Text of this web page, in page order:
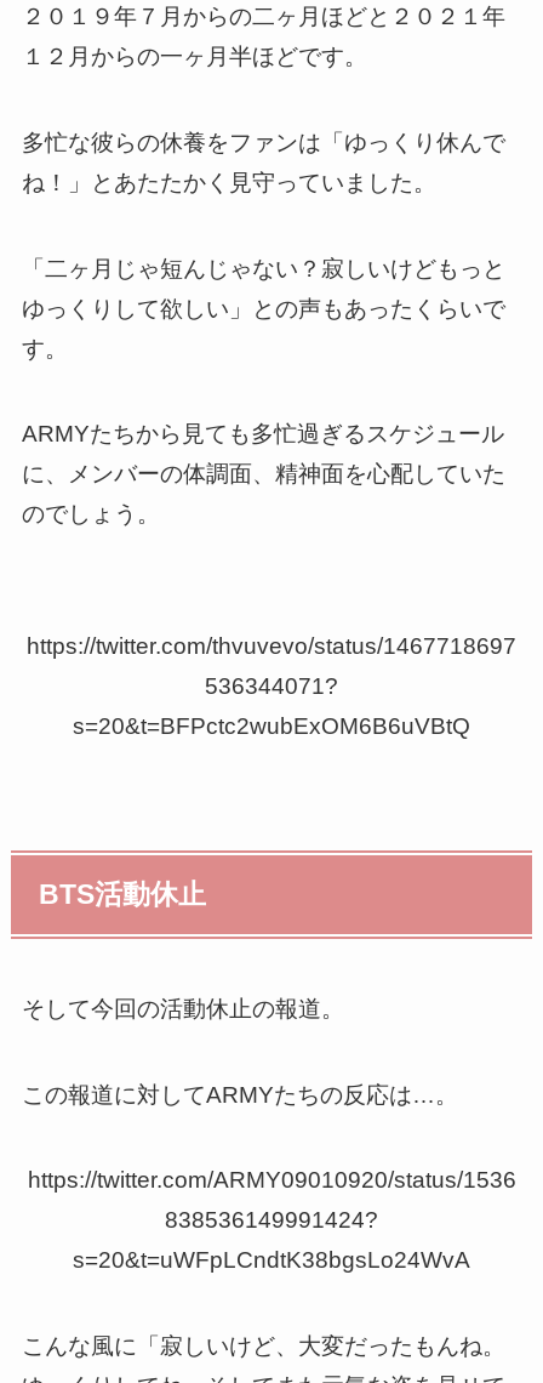
２０１９年７月からの二ヶ月ほどと２０２１年
１２月からの一ヶ月半ほどです。
多忙な彼らの休養をファンは「ゆっくり休んで
ね！」とあたたかく見守っていました。
「二ヶ月じゃ短んじゃない？寂しいけどもっと
ゆっくりして欲しい」との声もあったくらいで
す。
ARMYたちから見ても多忙過ぎるスケジュール
に、メンバーの体調面、精神面を心配していた
のでしょう。
https://twitter.com/thvuvevo/status/1467718697
536344071?
s=20&t=BFPctc2wubExOM6B6uVBtQ
BTS活動休止
そして今回の活動休止の報道。
この報道に対してARMYたちの反応は…。
https://twitter.com/ARMY09010920/status/1536
838536149991424?
s=20&t=uWFpLCndtK38bgsLo24WvA
こんな風に「寂しいけど、大変だったもんね。